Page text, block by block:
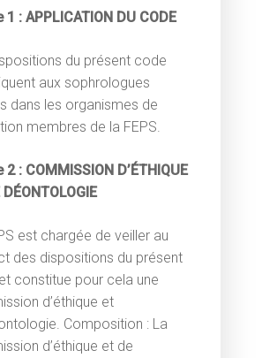
: APPLICATION DU CODE
du présent code
aux sophrologues
dans les organismes de
membres de la FEPS.
: COMMISSION D’ÉTHIQUE
DÉONTOLOGIE
est chargée de veiller au
des dispositions du présent
constitue pour cela une
d’éthique et
Composition : La
d’éthique et de